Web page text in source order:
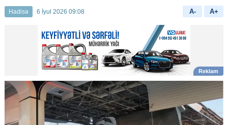
Hadisə 6 İyul 2026 09:08 A- A+